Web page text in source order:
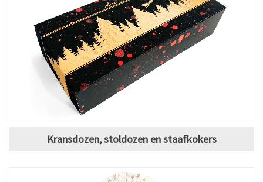
Kransdozen, stoldozen en staafkokers